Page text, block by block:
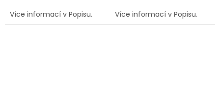
Více informací v Popisu.
Více informací v Popisu.